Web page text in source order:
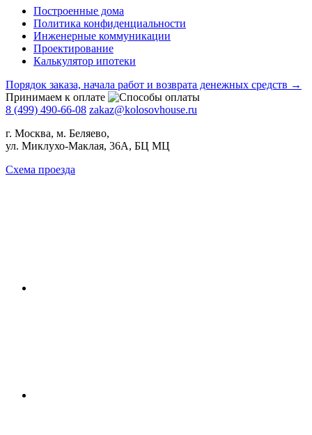
Построенные дома
Политика конфиденциальности
Инженерные коммуникации
Проектирование
Калькулятор ипотеки
Порядок заказа, начала работ и возврата денежных средств →
Принимаем к оплате
8 (499) 490-66-08 zakaz@kolosovhouse.ru
г. Москва, м. Беляево,
ул. Миклухо-Маклая, 36А, БЦ МЦ
Схема проезда